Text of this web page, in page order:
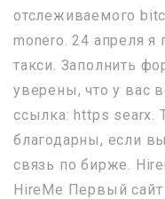
отслеживаемого
monero. 24 апреля я
такси. Заполнить
уверены, что у вас
ссылка: https
благодарны, если
связь по бирже.
HireMe Первый